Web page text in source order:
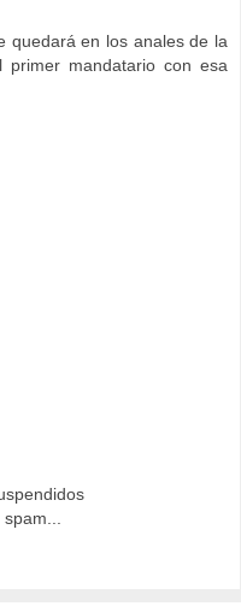
quedará en los anales de la
mandatario con esa